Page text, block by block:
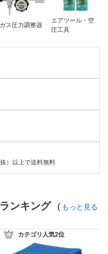
ガス圧力調整器
エアツール・空
圧工具
）以上で送料無料
ンキング ( もっと見る
カテゴリ人気2位